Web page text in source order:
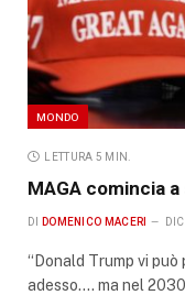
MONDO
LETTURA 5 MIN.
MAGA comincia
DI DOMENICO MACERI
“Donald Trump vi
adesso…. ma nel